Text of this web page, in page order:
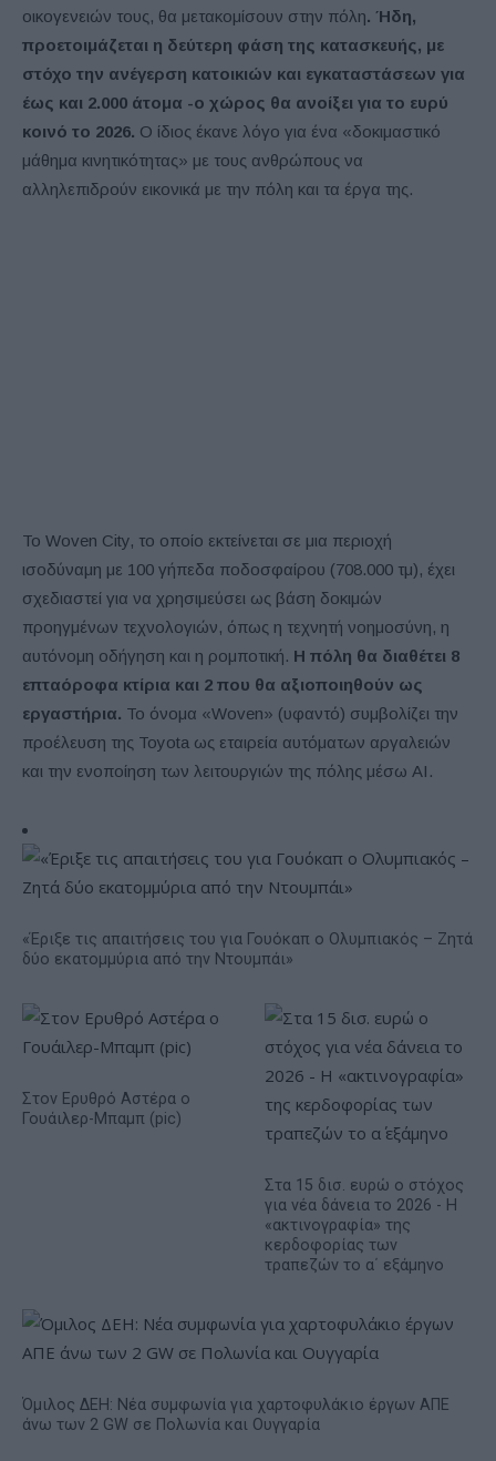
οικογενειών τους, θα μετακομίσουν στην πόλη. Ήδη,
προετοιμάζεται η δεύτερη φάση της κατασκευής, με
στόχο την ανέγερση κατοικιών και εγκαταστάσεων για
έως και 2.000 άτομα -ο χώρος θα ανοίξει για το ευρύ
κοινό το 2026. Ο ίδιος έκανε λόγο για ένα «δοκιμαστικό
μάθημα κινητικότητας» με τους ανθρώπους να
αλληλεπιδρούν εικονικά με την πόλη και τα έργα της.
Το Woven City, το οποίο εκτείνεται σε μια περιοχή
ισοδύναμη με 100 γήπεδα ποδοσφαίρου (708.000 τμ), έχει
σχεδιαστεί για να χρησιμεύσει ως βάση δοκιμών
προηγμένων τεχνολογιών, όπως η τεχνητή νοημοσύνη, η
αυτόνομη οδήγηση και η ρομποτική. Η πόλη θα διαθέτει 8
επταόροφα κτίρια και 2 που θα αξιοποιηθούν ως
εργαστήρια. Το όνομα «Woven» (υφαντό) συμβολίζει την
προέλευση της Toyota ως εταιρεία αυτόματων αργαλειών
και την ενοποίηση των λειτουργιών της πόλης μέσω ΑΙ.
«Έριξε τις απαιτήσεις του για Γουόκαπ ο Ολυμπιακός – Ζητά
δύο εκατομμύρια από την Ντουμπάι»
Στον Ερυθρό Αστέρα ο
Γουάιλερ-Μπαμπ (pic)
Στα 15 δισ. ευρώ ο στόχος
για νέα δάνεια το 2026 - Η
«ακτινογραφία» της
κερδοφορίας των
τραπεζών το α΄ εξάμηνο
Όμιλος ΔΕΗ: Νέα συμφωνία για χαρτοφυλάκιο έργων ΑΠΕ
άνω των 2 GW σε Πολωνία και Ουγγαρία